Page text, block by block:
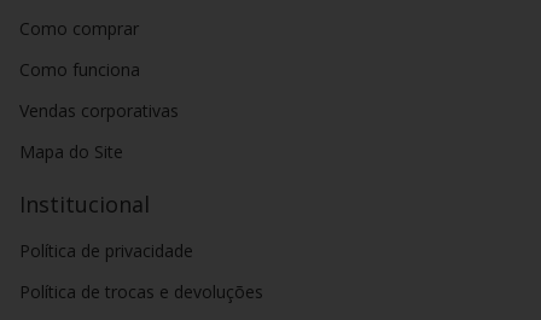
Como comprar
Como funciona
Vendas corporativas
Mapa do Site
Institucional
Política de privacidade
Política de trocas e devoluções